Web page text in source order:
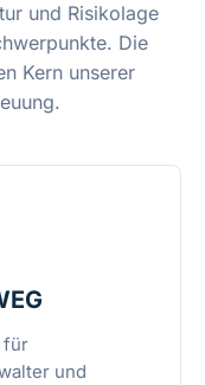
und Risikolage
Die
Kern unserer
für
und